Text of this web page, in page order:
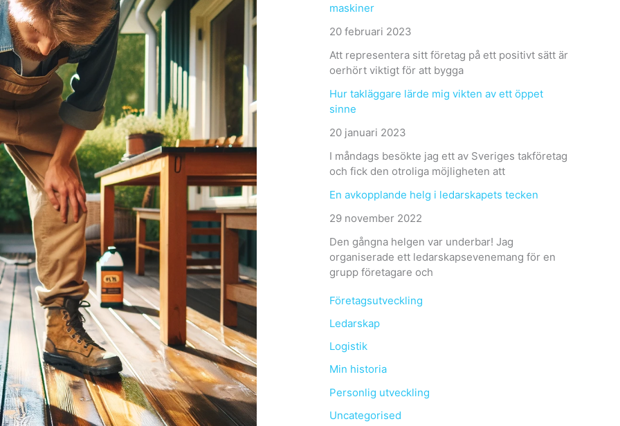
maskiner
20 februari 2023
Att representera sitt företag på ett positivt sätt är
oerhört viktigt för att bygga
Hur takläggare lärde mig vikten av ett öppet
sinne
20 januari 2023
I måndags besökte jag ett av Sveriges takföretag
och fick den otroliga möjligheten att
En avkopplande helg i ledarskapets tecken
29 november 2022
Den gångna helgen var underbar! Jag
organiserade ett ledarskapsevenemang för en
grupp företagare och
Företagsutveckling
Ledarskap
Logistik
Min historia
Personlig utveckling
Uncategorised